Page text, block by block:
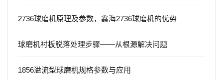
2736球磨机原理及参数，鑫海2736球磨机的优势
球磨机衬板脱落处理步骤——从根源解决问题
1856溢流型球磨机规格参数与应用